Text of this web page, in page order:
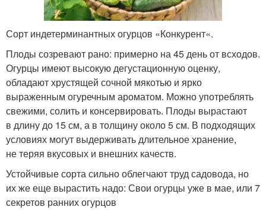
Сорт индетерминантных огурцов «Конкурент«.
Плоды созревают рано: примерно на 45 день от всходов.
Огурцы имеют высокую дегустационную оценку,
обладают хрустящей сочной мякотью и ярко
выраженным огуречным ароматом. Можно употреблять
свежими, солить и консервировать. Плоды вырастают
в длину до 15 см, а в толщину около 5 см. В подходящих
условиях могут выдерживать длительное хранение,
не теряя вкусовых и внешних качеств.
Устойчивые сорта сильно облегчают труд садовода, но
их же еще вырастить надо: Свои огурцы уже в мае, или 7
секретов ранних огурцов